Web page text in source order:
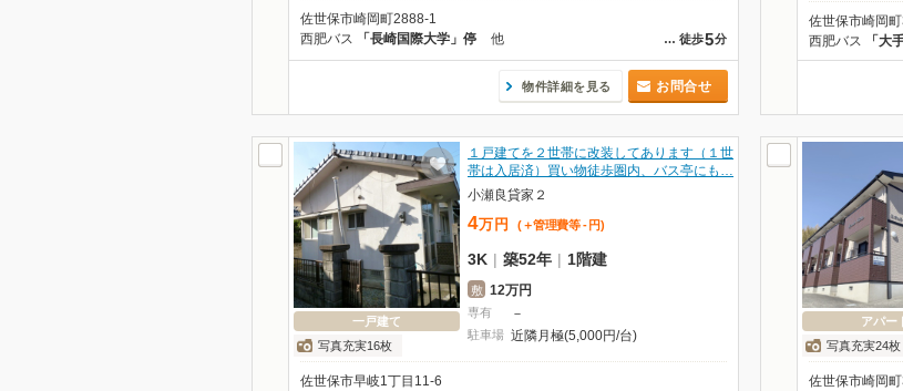
佐世保市崎岡町2888-1
… 徒歩5分
西肥バス 「長崎国際大学」停 他
物件詳細を見る お問合せ
佐世保市崎岡
西肥バス 「大
一戸建て
写真充実16枚
１戸建てを２世帯に改装してあります（１世
帯は入居済）買い物徒歩圏内、バス亭にも…
小瀬良貸家２
4万 円 (＋管理費等 - 円)
3K | 築52年 | 1階建
敷 12万円
専有 －
駐車場 近隣月極(5,000円/台)
佐世保市早岐1丁目11-6
アパー
写真充実24枚
佐世保市崎岡